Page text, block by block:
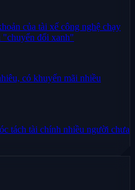
của tài xế công nghệ chạy
"chuyển đổi xanh"
có khuyến mãi nhiều
tách tài chính nhiều người chưa